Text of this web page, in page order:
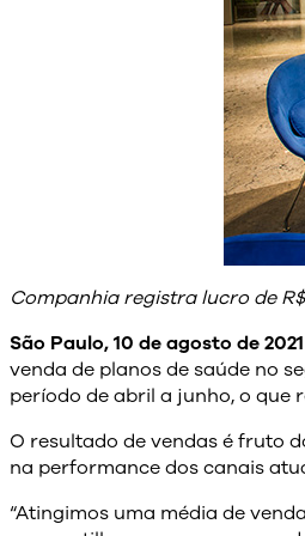
Companhia registra lucro de
São Paulo, 10 de agosto de 2021
venda de planos de saúde no
período de abril a junho, o que
O resultado de vendas é fruto
na performance dos canais
“Atingimos uma média de